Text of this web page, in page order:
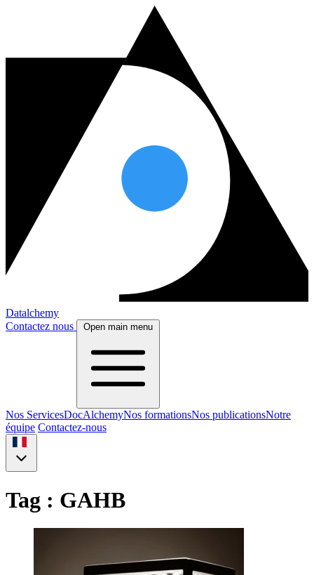
Datalchemy
Contactez nous
Open main menu
Nos ServicesDocAlchemyNos formationsNos publicationsNotre
équipe Contactez-nous
Tag : GAHB